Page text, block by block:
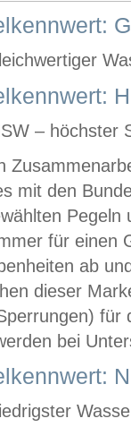
– höchster
mit den
für einen
ab
dieser
für
bei